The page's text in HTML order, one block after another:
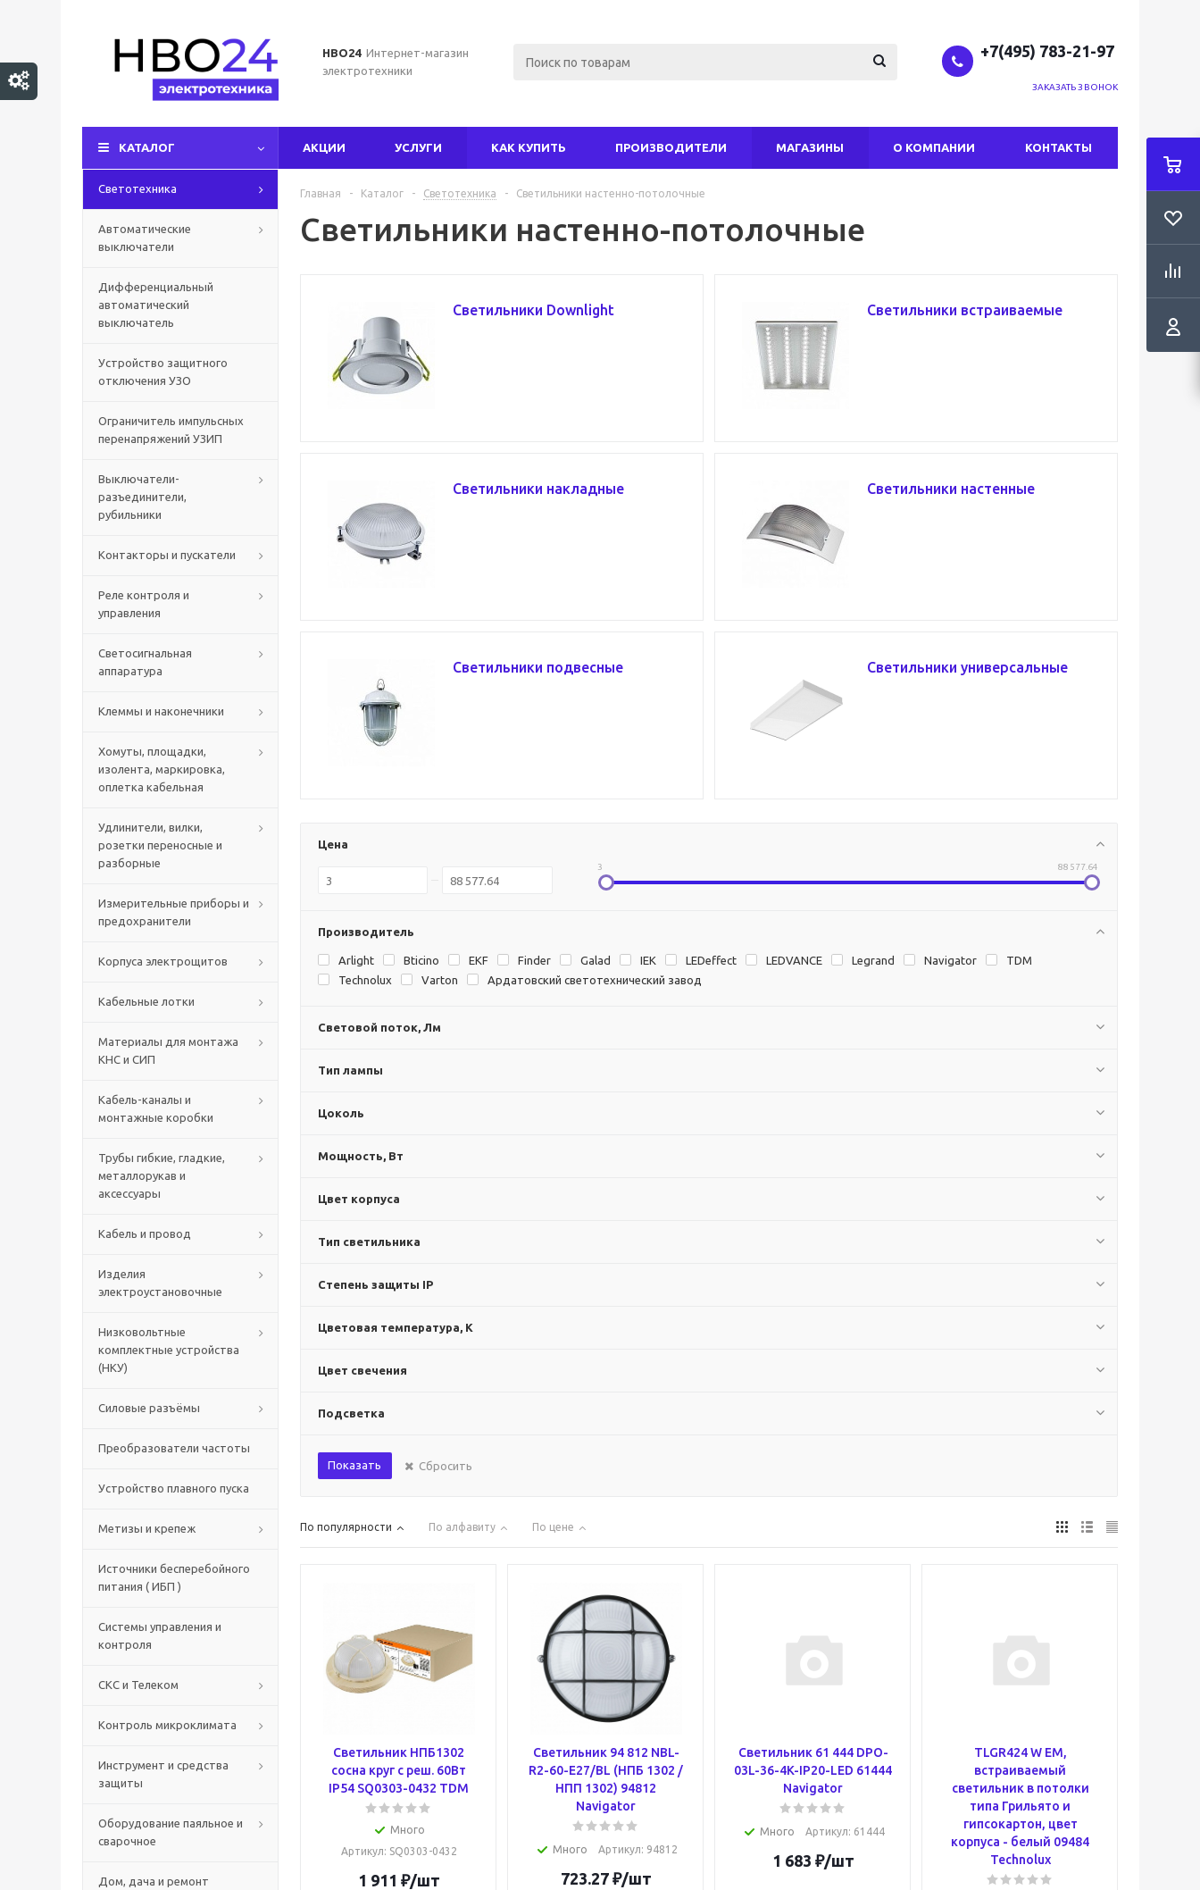
НВО24 Интернет-магазин
электротехники
+7(495) 783-21-97
ЗАКАЗАТЬ ЗВОНОК
КАТАЛОГ АКЦИИ УСЛУГИ КАК КУПИТЬ ПРОИЗВОДИТЕЛИ МАГАЗИНЫ О КОМПАНИИ КОНТАКТЫ
Светотехника
Автоматические
выключатели
Дифференциальный
автоматический
выключатель
Устройство защитного
отключения УЗО
Ограничитель импульсных
перенапряжений УЗИП
Выключатели-
разъединители,
рубильники
Контакторы и пускатели
Реле контроля и
управления
Светосигнальная
аппаратура
Клеммы и наконечники
Хомуты, площадки,
изолента, маркировка,
оплетка кабельная
Удлинители, вилки,
розетки переносные и
разборные
Измерительные приборы и
предохранители
Корпуса электрощитов
Кабельные лотки
Материалы для монтажа
КНС и СИП
Кабель-каналы и
монтажные коробки
Трубы гибкие, гладкие,
металлорукав и
аксессуары
Кабель и провод
Изделия
электроустановочные
Низковольтные
комплектные устройства
(НКУ)
Силовые разъёмы
Преобразователи частоты
Устройство плавного пуска
Метизы и крепеж
Источники бесперебойного
питания ( ИБП )
Системы управления и
контроля
СКС и Телеком
Контроль микроклимата
Инструмент и средства
защиты
Оборудование паяльное и
сварочное
Дом, дача и ремонт
Главная - Каталог - Светотехника - Светильники настенно-потолочные
Светильники настенно-потолочные
Светильники Downlight Светильники встраиваемые
Светильники накладные Светильники настенные
Светильники подвесные Светильники универсальные
Цена
3 88 577.64
Производитель
Arlight Bticino EKF Finder Galad IEK LEDeffect LEDVANCE Legrand Navigator
TDM
Technolux
Varton Ардатовский светотехнический завод
Световой поток, Лм
Тип лампы
Цоколь
Мощность, Вт
Цвет корпуса
Тип светильника
Степень защиты IP
Цветовая температура, К
Цвет свечения
Подсветка
Показать Сбросить
По популярности По алфавиту По цене
Светильник НПБ1302
сосна круг с реш. 60Вт
IP54 SQ0303-0432 TDM
Много
Артикул: SQ0303-0432
1 911 ₽/шт
Светильник 94 812 NBL-
R2-60-E27/BL (НПБ 1302 /
НПП 1302) 94812
Navigator
Много Артикул: 94812
723.27₽/шт
Светильник 61 444 DPO-
03L-36-4K-IP20-LED 61444
Navigator
Много Артикул: 61444
1 683 ₽/шт
TLGR424 W EM,
встраиваемый
светильник в потолки
типа Грильято и
гипсокартон, цвет
корпуса - белый 09484
Technolux